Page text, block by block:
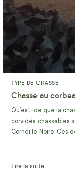
TYPE DE CHASSE
Chasse au
Qu’est-ce que la
corvidés chassables
Corneille Noire. Ces
Lire la suite